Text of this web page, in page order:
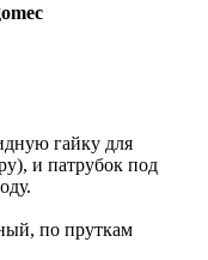
гайку для
и патрубок под